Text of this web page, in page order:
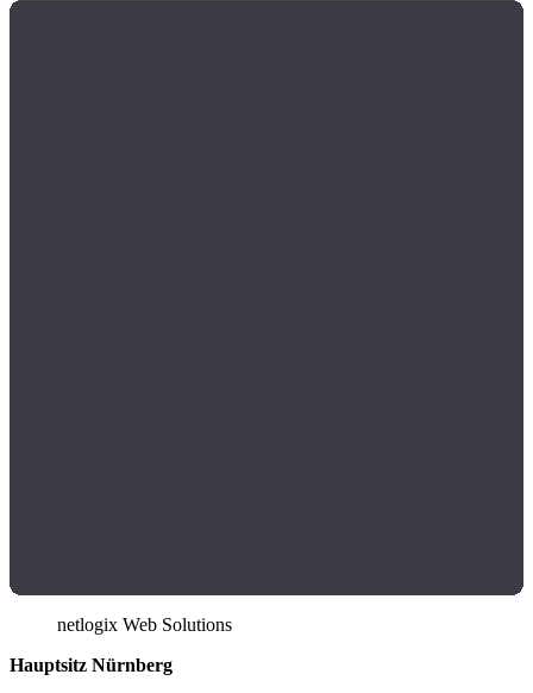
netlogix Web Solutions
Hauptsitz Nürnberg